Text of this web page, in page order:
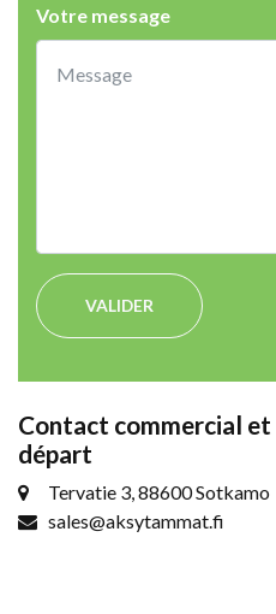
Votre message
VALIDER
Contact commercial
départ
Tervatie 3, 88600 Sotkamo
sales@aksytammat.fi